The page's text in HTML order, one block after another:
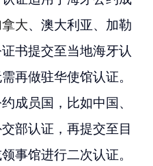
大、澳大利亚、加勒
书提交至当地海牙认
再做驻华使馆认证。
成员国，比如中国、
部认证，再提交至目
事馆进行二次认证。